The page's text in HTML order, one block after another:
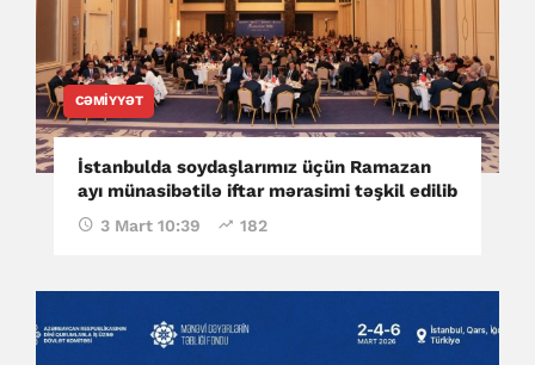
CƏMIYYƏT
İstanbulda soydaşlarımız üçün Ramazan
ayı münasibətilə iftar mərasimi təşkil edilib
3 Mart 10:39 182